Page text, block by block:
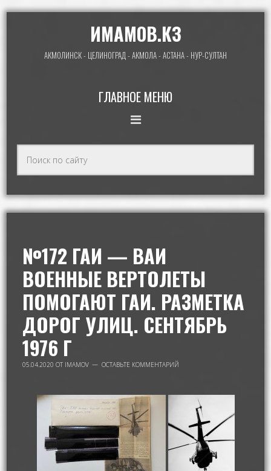
ИМАМОВ.КЗ
АКМОЛИНСК - ЦЕЛИНОГРАД - АКМОЛА - АСТАНА - НУР-СУЛТАН
ГЛАВНОЕ МЕНЮ
№172 ГАИ — ВАИ
ВОЕННЫЕ ВЕРТОЛЕТЫ
ПОМОГАЮТ ГАИ. РАЗМЕТКА
ДОРОГ УЛИЦ. СЕНТЯБРЬ
1976 Г
05.04.2020 ОТ IMAMOV ОСТАВЬТЕ КОММЕНТАРИЙ